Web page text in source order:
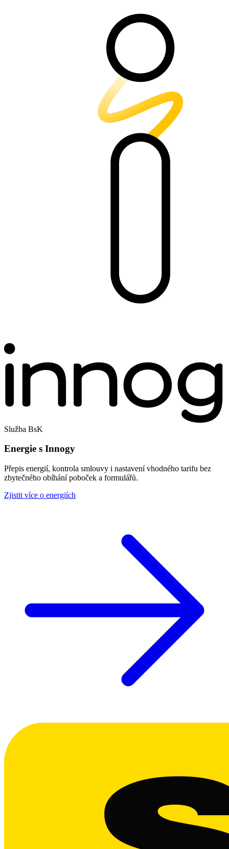
Služba BsK
Energie s Innogy
Přepis energií, kontrola smlouvy i nastavení vhodného tarifu bez
zbytečného obíhání poboček a formulářů.
Zjistit více o energiích